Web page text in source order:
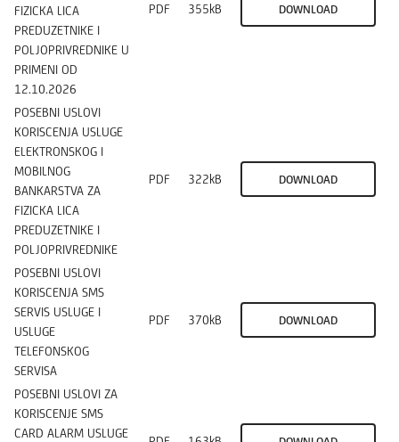
FIZICKA LICA
PREDUZETNIKE I
POLJOPRIVREDNIKE U
PRIMENI OD
12.10.2026
PDF 355kB DOWNLOAD
POSEBNI USLOVI
KORISCENJA USLUGE
ELEKTRONSKOG I
MOBILNOG
BANKARSTVA ZA
FIZICKA LICA
PREDUZETNIKE I
POLJOPRIVREDNIKE
PDF 322kB DOWNLOAD
POSEBNI USLOVI
KORISCENJA SMS
SERVIS USLUGE I
USLUGE
TELEFONSKOG
SERVISA
PDF 370kB DOWNLOAD
POSEBNI USLOVI ZA
KORISCENJE SMS
CARD ALARM USLUGE